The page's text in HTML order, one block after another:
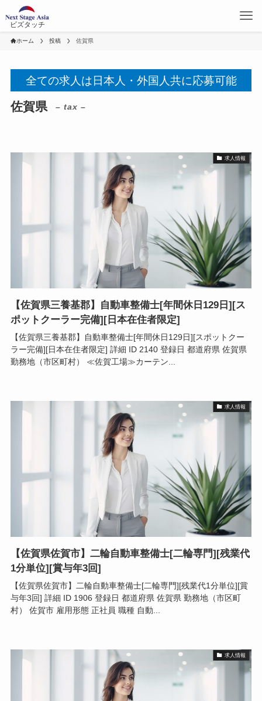
ビズタッチ
ホーム 投稿 佐賀県
全ての求人は日本人・外国人共に応募可能
佐賀県 – tax –
求人情報
【佐賀県三養基郡】自動車整備士[年間休日129日][ス
ポットクーラー完備][日本在住者限定]
【佐賀県三養基郡】自動車整備士[年間休日129日][スポットクー
ラー完備][日本在住者限定] 詳細 ID 2140 登録日 都道府県 佐賀県
勤務地（市区町村） ≪佐賀工場≫カーテン...
求人情報
【佐賀県佐賀市】二輪自動車整備士[二輪専門][残業代
1分単位][賞与年3回]
【佐賀県佐賀市】二輪自動車整備士[二輪専門][残業代1分単位][賞
与年3回] 詳細 ID 1906 登録日 都道府県 佐賀県 勤務地（市区町
村） 佐賀市 雇用形態 正社員 職種 自動...
求人情報